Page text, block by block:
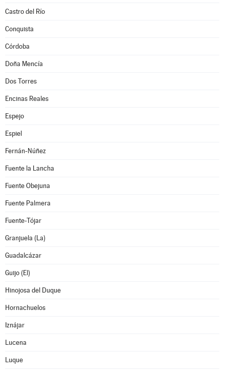
Castro del Río
Conquista
Córdoba
Doña Mencía
Dos Torres
Encinas Reales
Espejo
Espiel
Fernán-Núñez
Fuente la Lancha
Fuente Obejuna
Fuente Palmera
Fuente-Tójar
Granjuela (La)
Guadalcázar
Guijo (El)
Hinojosa del Duque
Hornachuelos
Iznájar
Lucena
Luque